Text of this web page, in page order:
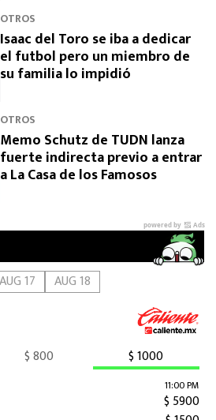
OTROS
Isaac del Toro se iba a dedicar
el futbol pero un miembro de
su familia lo impidió
OTROS
Memo Schutz de TUDN lanza
fuerte indirecta previo a entrar
a La Casa de los Famosos